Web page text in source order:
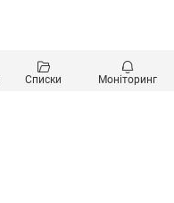
Списки Моніторинг